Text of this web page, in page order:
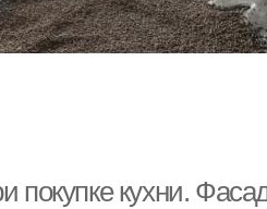
покупке кухни.